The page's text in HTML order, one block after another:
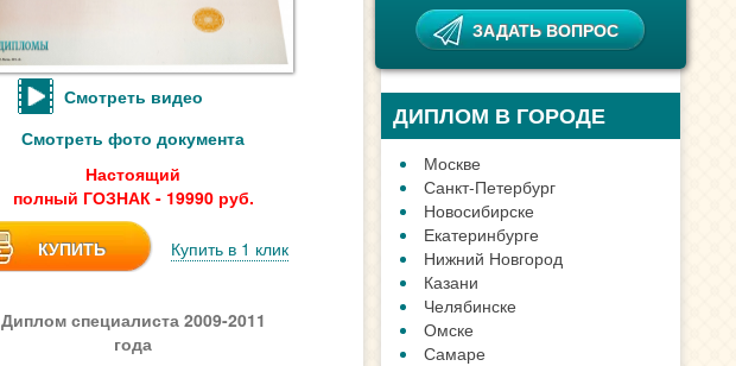
Смотреть видео
Смотреть фото документа
Настоящий
полный ГОЗНАК - 19990 руб.
КУПИТЬ Купить в 1 клик
Диплом специалиста 2009-2011
года
ПОИСК ТЕХНИКУМА,
КОЛЛЕДЖА